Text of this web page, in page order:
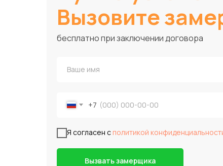
Вызовите
+7
Я согласен с политикой
Вызвать замерщика
бесплатно при заключении договора